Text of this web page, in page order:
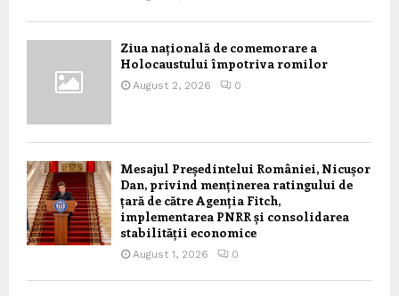
Ziua națională de comemorare a
Holocaustului împotriva romilor
August 2, 2026 0
Mesajul Președintelui României, Nicușor
Dan, privind menținerea ratingului de
țară de către Agenția Fitch,
implementarea PNRR și consolidarea
stabilității economice
August 1, 2026 0